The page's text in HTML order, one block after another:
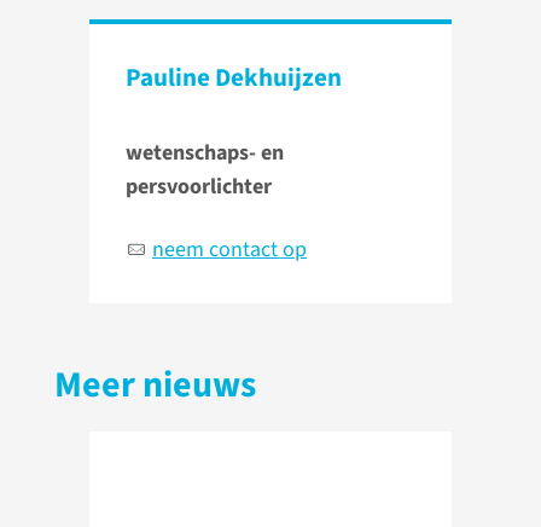
Pauline Dekhuijzen
wetenschaps- en
persvoorlichter
neem contact op
Meer nieuws